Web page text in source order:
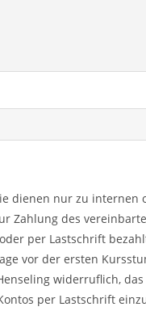
dienen nur zu internen
Zahlung des
per Lastschrift
vor der ersten
widerruflich,
per Lastschrift